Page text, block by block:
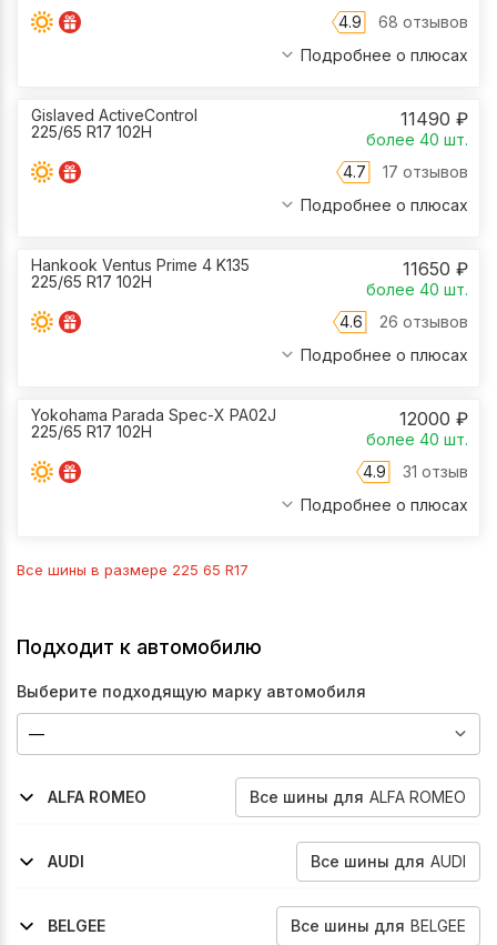
4.9
68 отзывов
Подробнее о плюсах
Gislaved ActiveControl
225/65 R17 102H
11490 ₽
более 40 шт.
4.7
17 отзывов
Подробнее о плюсах
Hankook Ventus Prime 4 K135
225/65 R17 102H
11650 ₽
более 40 шт.
4.6
26 отзывов
Подробнее о плюсах
Yokohama Parada Spec-X PA02J
225/65 R17 102H
12000 ₽
более 40 шт.
4.9
31 отзыв
Подробнее о плюсах
Все шины в размере 225 65 R17
Подходит к автомобилю
Выберите подходящую марку автомобиля
ALFA ROMEO Все шины для ALFA ROMEO
2017-2026
AUDI
Все шины для AUDI
2008-2012
BELGEE
Все шины для BELGEE